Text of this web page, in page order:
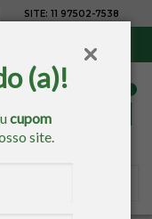
(a)!
cupom
site.
SITE: 11 97502-7538